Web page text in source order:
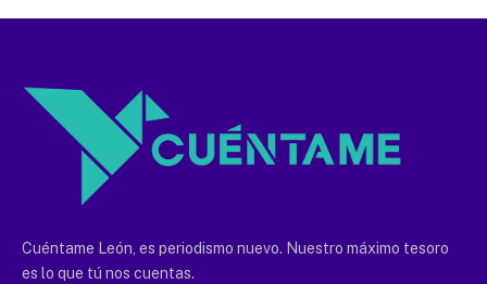
Cuéntame León, es periodismo nuevo. Nuestro máximo tesoro
es lo que tú nos cuentas.